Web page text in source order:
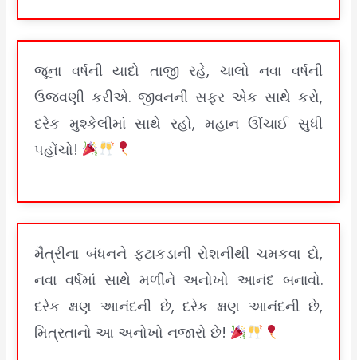
જૂના વર્ષની યાદો તાજી રહે, ચાલો નવા વર્ષની
ઉજવણી કરીએ. જીવનની સફર એક સાથે કરો,
દરેક મુશ્કેલીમાં સાથે રહો, મહાન ઊંચાઈ સુધી
પહોંચો!
મૈત્રીના બંધનને ફટાકડાની રોશનીથી ચમકવા દો,
નવા વર્ષમાં સાથે મળીને અનોખો આનંદ બનાવો.
દરેક ક્ષણ આનંદની છે, દરેક ક્ષણ આનંદની છે,
મિત્રતાનો આ અનોખો નજારો છે!